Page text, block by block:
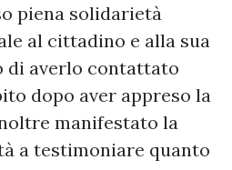
piena solidarietà
al cittadino e alla sua
di averlo contattato
dopo aver appreso la
manifestato la
a testimoniare quanto